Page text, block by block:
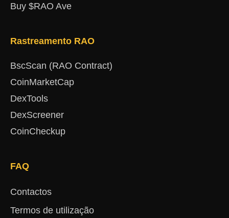
Buy $RAO Ave
Rastreamento RAO
BscScan (RAO Contract)
CoinMarketCap
DexTools
DexScreener
CoinCheckup
FAQ
Contactos
Termos de utilização